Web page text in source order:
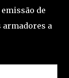
de
a